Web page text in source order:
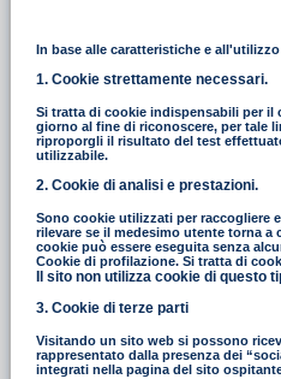
In base alle caratteristiche e
1. Cookie strettamente necessari.
Si tratta di cookie indispensabili per
giorno al fine di riconoscere, per tale
riproporgli il risultato del test
utilizzabile.
2. Cookie di analisi e prestazioni.
Sono cookie utilizzati per raccogliere
rilevare se il medesimo utente torna
cookie può essere eseguita senza
Cookie di profilazione. Si tratta di
Il sito non utilizza cookie di questo
3. Cookie di terze parti
Visitando un sito web si possono
rappresentato dalla presenza dei
integrati nella pagina del sito